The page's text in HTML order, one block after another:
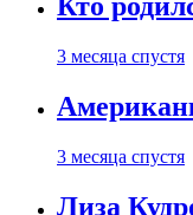
Кто
3 месяца спустя
3 месяца спустя
Лиза